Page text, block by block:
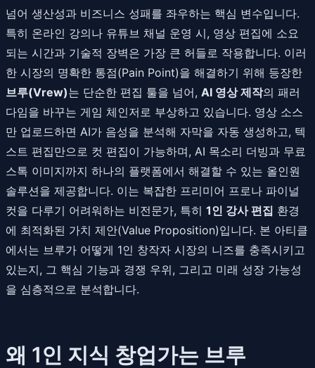
넘어 생산성과 비즈니스 성패를 좌우하는 핵심 변수입니다.
특히 온라인 강의나 유튜브 채널 운영 시, 영상 편집에 소요
되는 시간과 기술적 장벽은 가장 큰 허들로 작용합니다. 이러
한 시장의 명확한 통점(Pain Point)을 해결하기 위해 등장한
브루(Vrew)는 단순한 편집 툴을 넘어, AI 영상 제작의 패러
다임을 바꾸는 게임 체인저로 부상하고 있습니다. 영상 소스
만 업로드하면 AI가 음성을 분석해 자막을 자동 생성하고, 텍
스트 편집만으로 컷 편집이 가능하며, AI 목소리 더빙과 무료
스톡 이미지까지 하나의 플랫폼에서 해결할 수 있는 올인원
솔루션을 제공합니다. 이는 복잡한 프리미어 프로나 파이널
컷을 다루기 어려워하는 비전문가, 특히 1인 강사 편집 환경
에 최적화된 가치 제안(Value Proposition)입니다. 본 아티클
에서는 브루가 어떻게 1인 창작자 시장의 니즈를 충족시키고
있는지, 그 핵심 기능과 경쟁 우위, 그리고 미래 성장 가능성
을 심층적으로 분석합니다.
왜 1인 지식 창업가는 브루